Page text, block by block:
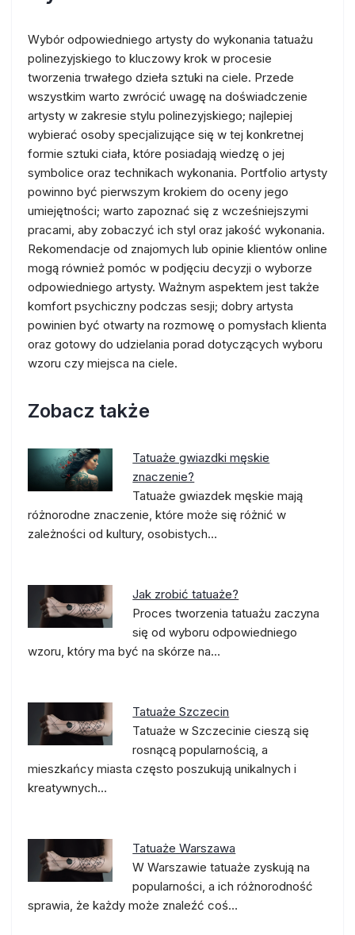
Wybór odpowiedniego artysty do wykonania tatuażu
polinezyjskiego to kluczowy krok w procesie
tworzenia trwałego dzieła sztuki na ciele. Przede
wszystkim warto zwrócić uwagę na doświadczenie
artysty w zakresie stylu polinezyjskiego; najlepiej
wybierać osoby specjalizujące się w tej konkretnej
formie sztuki ciała, które posiadają wiedzę o jej
symbolice oraz technikach wykonania. Portfolio artysty
powinno być pierwszym krokiem do oceny jego
umiejętności; warto zapoznać się z wcześniejszymi
pracami, aby zobaczyć ich styl oraz jakość wykonania.
Rekomendacje od znajomych lub opinie klientów online
mogą również pomóc w podjęciu decyzji o wyborze
odpowiedniego artysty. Ważnym aspektem jest także
komfort psychiczny podczas sesji; dobry artysta
powinien być otwarty na rozmowę o pomysłach klienta
oraz gotowy do udzielania porad dotyczących wyboru
wzoru czy miejsca na ciele.
Zobacz także
Tatuaże gwiazdki męskie
znaczenie?
Tatuaże gwiazdek męskie mają
różnorodne znaczenie, które może się różnić w
zależności od kultury, osobistych…
Jak zrobić tatuaże?
Proces tworzenia tatuażu zaczyna
się od wyboru odpowiedniego
wzoru, który ma być na skórze na…
Tatuaże Szczecin
Tatuaże w Szczecinie cieszą się
rosnącą popularnością, a
mieszkańcy miasta często poszukują unikalnych i
kreatywnych…
Tatuaże Warszawa
W Warszawie tatuaże zyskują na
popularności, a ich różnorodność
sprawia, że każdy może znaleźć coś…